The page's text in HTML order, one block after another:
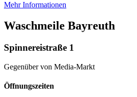
Mehr Informationen
Waschmeile Bayreuth
Spinnereistraße 1
Gegenüber von Media-Markt
Öffnungszeiten